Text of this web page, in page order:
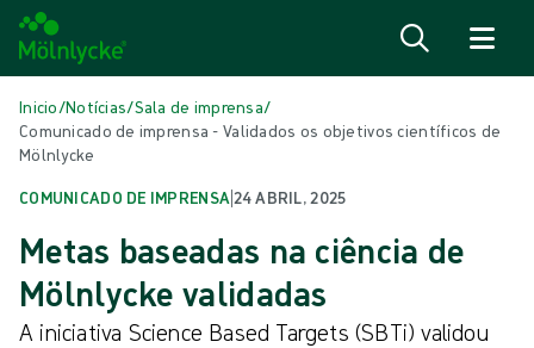
Inicio/Notícias/Sala de imprensa/
Comunicado de imprensa - Validados os objetivos científicos de
Mölnlycke
COMUNICADO DE IMPRENSA|24 ABRIL, 2025
Metas baseadas na ciência de
Mölnlycke validadas
A iniciativa Science Based Targets (SBTi) validou